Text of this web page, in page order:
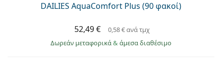
DAILIES AquaComfort Plus (90 φακοί)
52,49 € 0,58 €ανά τμχ
Δωρεάν μεταφορικά& άμεσα διαθέσιμο